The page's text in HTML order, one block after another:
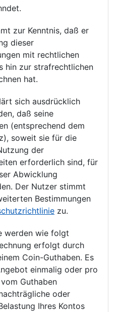
zur Kenntnis, daß er
dieser
mit rechtlichen
hin zur strafrechtlichen
hat.
sich ausdrücklich
daß seine
(entsprechend dem
soweit sie für die
der
erforderlich sind, für
Abwicklung
Der Nutzer stimmt
Bestimmungen
zu.
werden wie folgt
erfolgt durch
Coin-Guthaben. Es
einmalig oder pro
Guthaben
oder
Ihres Kontos